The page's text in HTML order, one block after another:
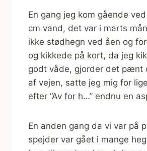
En gang jeg kom gående
cm vand, det var i marts
ikke stødhegn ved åen og
og kikkede på kort, da jeg
godt våde, gjorder det pænt
af vejen, satte jeg mig for
efter “Av for h…” endnu en
En anden gang da vi var på
spejder var gået i mange